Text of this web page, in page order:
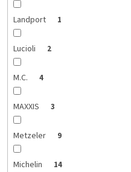
Landport 1
Lucioli 2
M.C. 4
MAXXIS 3
Metzeler 9
Michelin 14